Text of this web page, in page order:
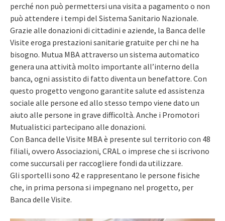
perché non può permettersi una visita a pagamento o non
può attendere i tempi del Sistema Sanitario Nazionale.
Grazie alle donazioni di cittadini e aziende, la Banca delle
Visite eroga prestazioni sanitarie gratuite per chi ne ha
bisogno. Mutua MBA attraverso un sistema automatico
genera una attività molto importante all’interno della
banca, ogni assistito di fatto diventa un benefattore. Con
questo progetto vengono garantite salute ed assistenza
sociale alle persone ed allo stesso tempo viene dato un
aiuto alle persone in grave difficoltà. Anche i Promotori
Mutualistici partecipano alle donazioni.
Con Banca delle Visite MBA è presente sul territorio con 48
filiali, ovvero Associazioni, CRAL o imprese che si iscrivono
come succursali per raccogliere fondi da utilizzare.
Gli sportelli sono 42 e rappresentano le persone fisiche
che, in prima persona si impegnano nel progetto, per
Banca delle Visite.